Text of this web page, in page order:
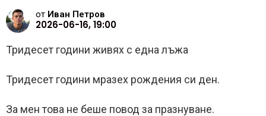
от Иван Петров
2026-06-16, 19:00
Тридесет години живях с една лъжа
Тридесет години мразех рождения си ден.
За мен това не беше повод за празнуване.